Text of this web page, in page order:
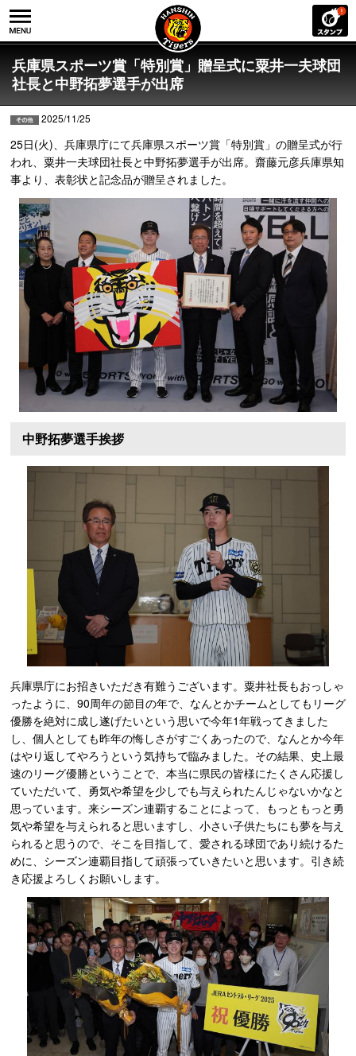
兵庫県スポーツ賞「特別賞」贈呈式に粟井一夫球団
社長と中野拓夢選手が出席
2025/11/25
25日(火)、兵庫県庁にて兵庫県スポーツ賞「特別賞」の贈呈式が行
われ、粟井一夫球団社長と中野拓夢選手が出席。齋藤元彦兵庫県知
事より、表彰状と記念品が贈呈されました。
中野拓夢選手挨拶
兵庫県庁にお招きいただき有難うございます。粟井社長もおっしゃ
ったように、90周年の節目の年で、なんとかチームとしてもリーグ
優勝を絶対に成し遂げたいという思いで今年1年戦ってきました
し、個人としても昨年の悔しさがすごくあったので、なんとか今年
はやり返してやろうという気持ちで臨みました。その結果、史上最
速のリーグ優勝ということで、本当に県民の皆様にたくさん応援し
ていただいて、勇気や希望を少しでも与えられたんじゃないかなと
思っています。来シーズン連覇することによって、もっともっと勇
気や希望を与えられると思いますし、小さい子供たちにも夢を与え
られると思うので、そこを目指して、愛される球団であり続けるた
めに、シーズン連覇目指して頑張っていきたいと思います。引き続
き応援よろしくお願いします。